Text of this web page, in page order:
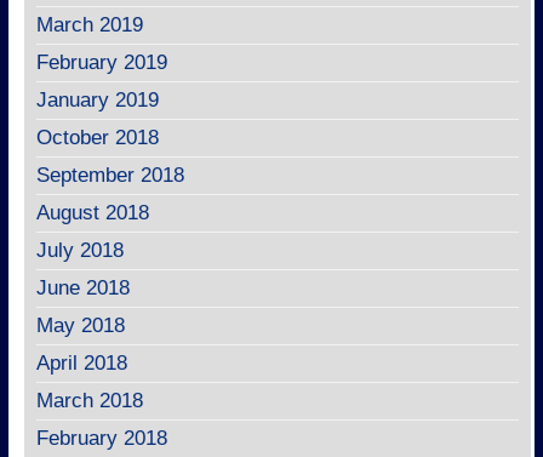
March 2019
February 2019
January 2019
October 2018
September 2018
August 2018
July 2018
June 2018
May 2018
April 2018
March 2018
February 2018